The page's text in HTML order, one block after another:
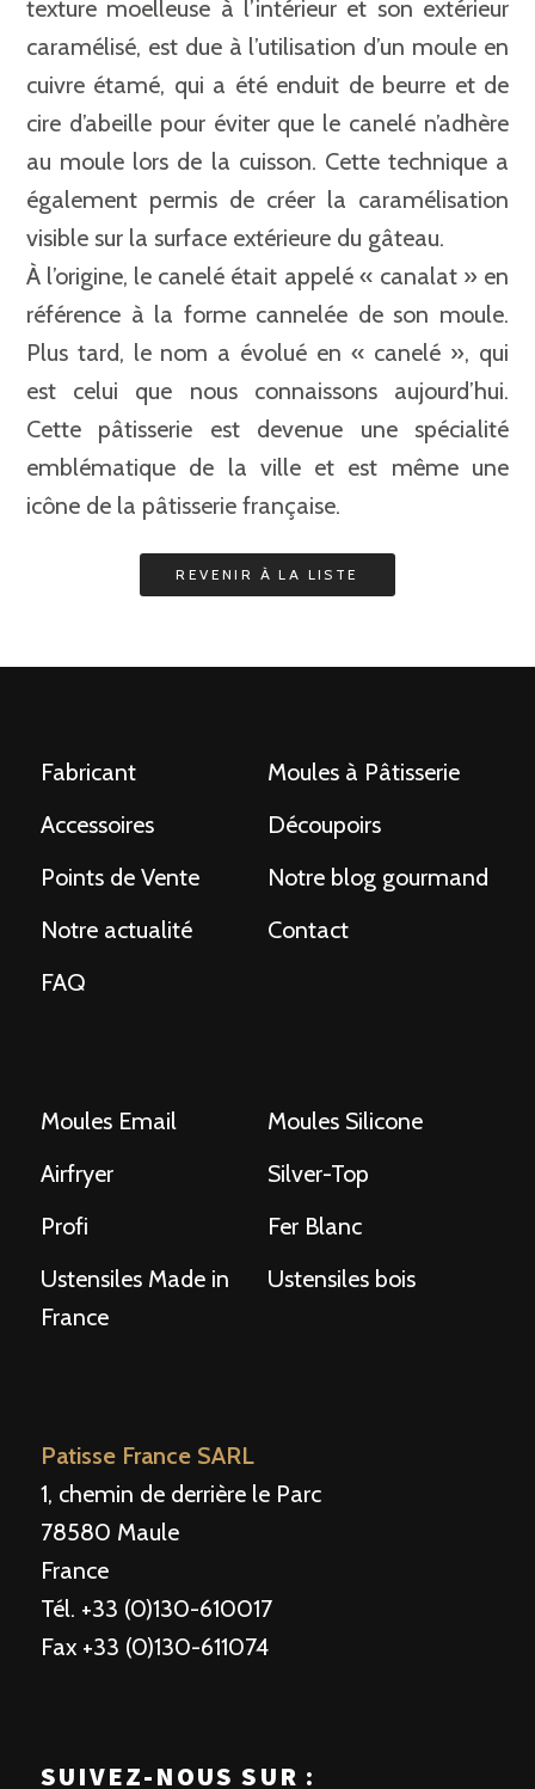
texture moelleuse à l’intérieur et son extérieur
caramélisé, est due à l’utilisation d’un moule en
cuivre étamé, qui a été enduit de beurre et de
cire d’abeille pour éviter que le canelé n’adhère
au moule lors de la cuisson. Cette technique a
également permis de créer la caramélisation
visible sur la surface extérieure du gâteau.
À l’origine, le canelé était appelé « canalat » en
référence à la forme cannelée de son moule.
Plus tard, le nom a évolué en « canelé », qui
est celui que nous connaissons aujourd’hui.
Cette pâtisserie est devenue une spécialité
emblématique de la ville et est même une
icône de la pâtisserie française.
Fabricant
Moules à Pâtisserie
Accessoires
Découpoirs
Points de Vente
Notre blog gourmand
Notre actualité
Contact
FAQ
Moules Email
Moules Silicone
Airfryer
Silver-Top
Profi
Fer Blanc
Ustensiles Made in
France
Ustensiles bois
Patisse France SARL
1, chemin de derrière le Parc
78580 Maule
France
Tél. +33 (0)130-610017
Fax +33 (0)130-611074
SUIVEZ-NOUS SUR :